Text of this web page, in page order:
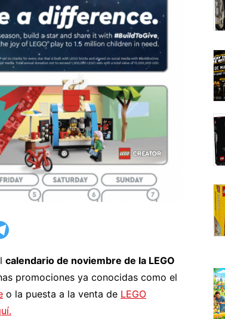
calendario de noviembre de la LEGO
promociones ya conocidas como el
o la puesta a la venta de LEGO